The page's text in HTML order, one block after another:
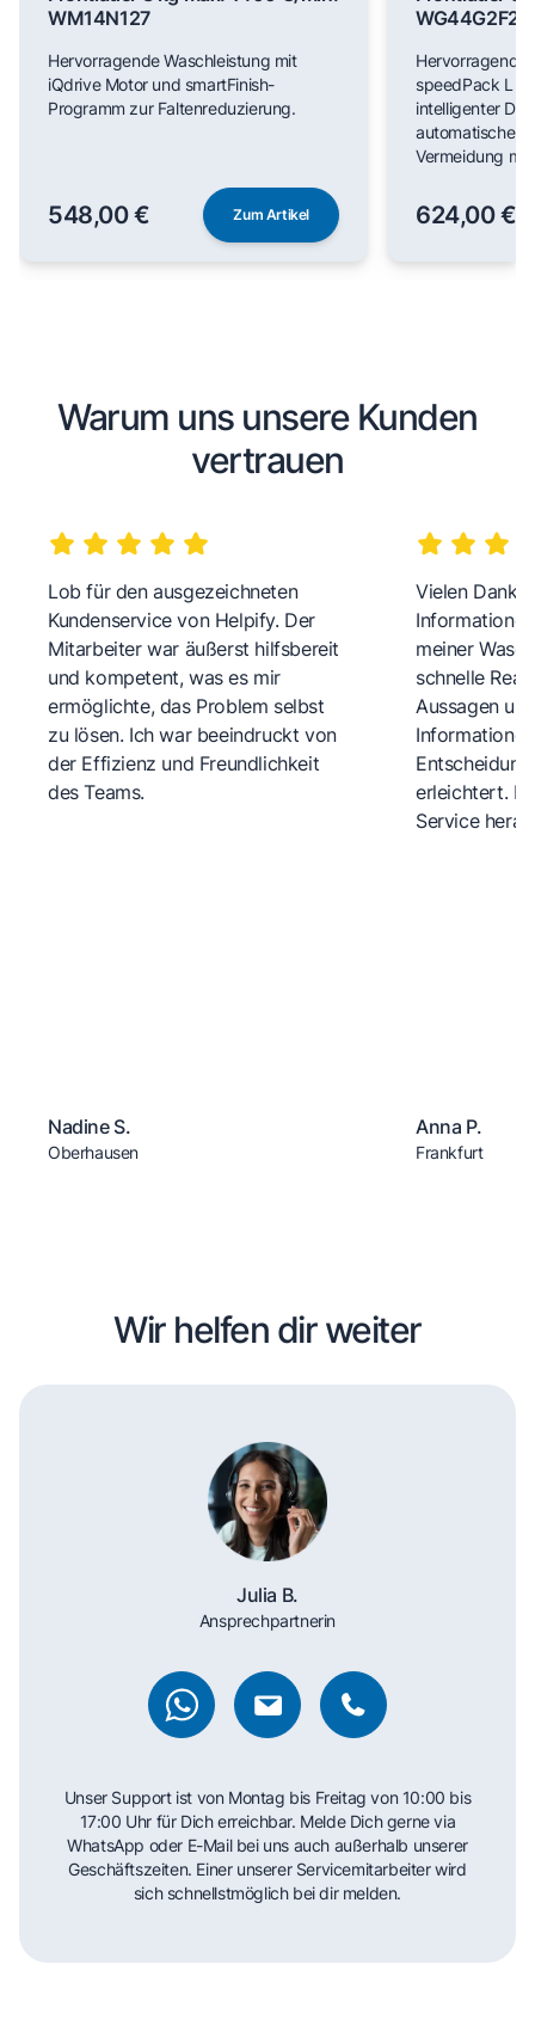
WM14N127
Hervorragende Waschleistung mit
iQdrive Motor und smartFinish-
Programm zur Faltenreduzierung.
548,00 € Zum Artikel
WG44G2F22
Hervorragende
speedPack L
intelligenter
automatischer
Vermeidung
624,00 €
Warum uns unsere Kunden
vertrauen
Lob für den ausgezeichneten
Kundenservice von Helpify. Der
Mitarbeiter war äußerst hilfsbereit
und kompetent, was es mir
ermöglichte, das Problem selbst
zu lösen. Ich war beeindruckt von
der Effizienz und Freundlichkeit
des Teams.
Nadine S.
Oberhausen
Vielen Dank
meiner
schnelle
Aussagen
erleichtert.
Service
Anna P.
Frankfurt
Wir helfen dir weiter
Julia B.
Ansprechpartnerin
Unser Support ist von Montag bis Freitag von 10:00 bis
17:00 Uhr für Dich erreichbar. Melde Dich gerne via
WhatsApp oder E-Mail bei uns auch außerhalb unserer
Geschäftszeiten. Einer unserer Servicemitarbeiter wird
sich schnellstmöglich bei dir melden.